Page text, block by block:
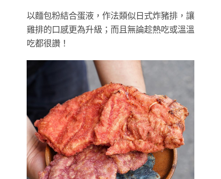
以麵包粉結合蛋液，作法類似日式炸豬排，讓
雞排的口感更為升級；而且無論趁熱吃或溫溫
吃都很讚！